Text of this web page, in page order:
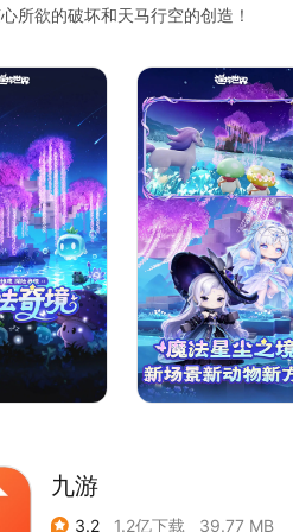
所欲的破坏和天马行空的创造！
九游
3.2 1.2亿下载 39.77 MB